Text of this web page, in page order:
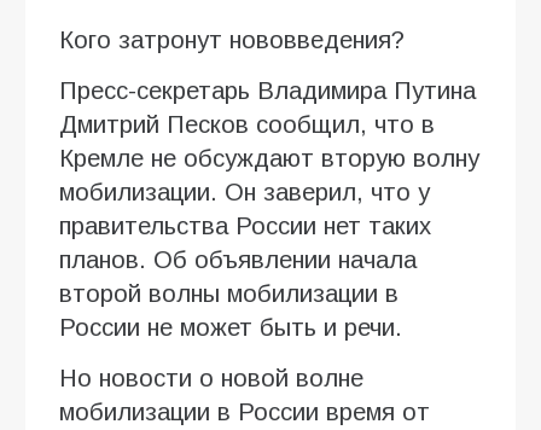
Кого затронут нововведения?
Пресс-секретарь Владимира Путина
Дмитрий Песков сообщил, что в
Кремле не обсуждают вторую волну
мобилизации. Он заверил, что у
правительства России нет таких
планов. Об объявлении начала
второй волны мобилизации в
России не может быть и речи.
Но новости о новой волне
мобилизации в России время от